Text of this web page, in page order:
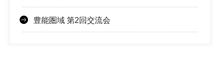
豊能圏域 第2回交流会